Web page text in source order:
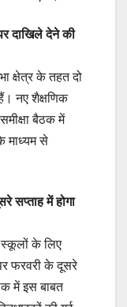
दाखिले देने की
क्षेत्र के तहत दो
नए शैक्षणिक
बैठक में
माध्यम से
सप्ताह में होगा
स्कूलों के लिए
फरवरी के दूसरे
में इस बाबत